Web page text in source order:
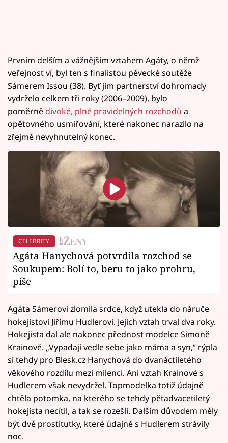
Prvním delším a vážnějším vztahem Agáty, o němž
veřejnost ví, byl ten s finalistou pěvecké soutěže
Sámerem Issou (38). Byť jim partnerství dohromady
vydrželo celkem tři roky (2006–2009), bylo
poměrně divoké, plné pravidelných rozchodů a
opětovného usmiřování, které nakonec narazilo na
zřejmě nevyhnutelný konec.
CELEBRITY
Agáta Hanychová potvrdila rozchod se
Soukupem: Bolí to, beru to jako prohru,
píše
Agáta Sámerovi zlomila srdce, když utekla do náruče
hokejistovi Jiřímu Hudlerovi. Jejich vztah trval dva roky.
Hokejista dal ale nakonec přednost modelce Simoně
Krainové. „Vypadají vedle sebe jako máma a syn,“ rýpla
si tehdy pro Blesk.cz Hanychová do dvanáctiletého
věkového rozdílu mezi milenci. Ani vztah Krainové s
Hudlerem však nevydržel. Topmodelka totiž údajně
chtěla potomka, na kterého se tehdy pětadvacetiletý
hokejista necítil, a tak se rozešli. Dalším důvodem měly
být dvě prostitutky, které údajně s Hudlerem strávily
noc.